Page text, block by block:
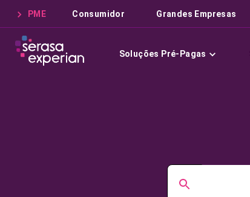
PME Consumidor Grandes Empresas
Soluções Pré-Pagas